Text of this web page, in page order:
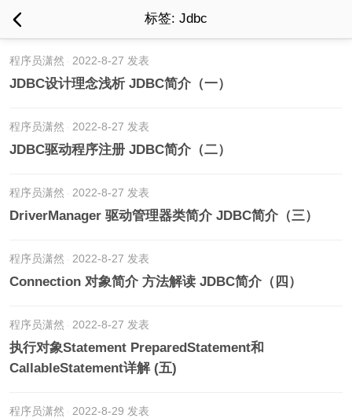
标签: Jdbc
程序员潇然 2022-8-27 发表
JDBC设计理念浅析 JDBC简介（一）
程序员潇然 2022-8-27 发表
JDBC驱动程序注册 JDBC简介（二）
程序员潇然 2022-8-27 发表
DriverManager 驱动管理器类简介 JDBC简介（三）
程序员潇然 2022-8-27 发表
Connection 对象简介 方法解读 JDBC简介（四）
程序员潇然 2022-8-27 发表
执行对象Statement PreparedStatement和
CallableStatement详解 (五)
程序员潇然 2022-8-29 发表